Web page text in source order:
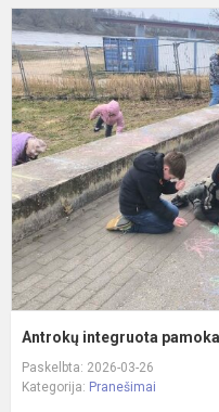
Antrokų integruota
Paskelbta: 2026-03-26
Kategorija: Pranešimai